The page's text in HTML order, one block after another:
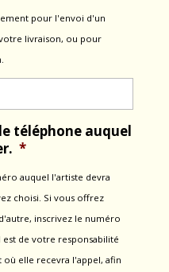
pour l'envoi d'un
livraison, ou pour
téléphone auquel
*
auquel l'artiste devra
choisi. Si vous offrez
inscrivez le numéro
de votre responsabilité
elle recevra l'appel, afin